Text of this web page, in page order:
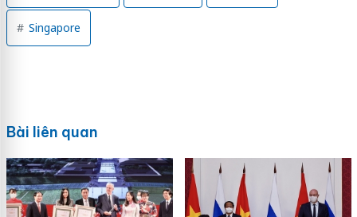
Singapore
Bài liên quan